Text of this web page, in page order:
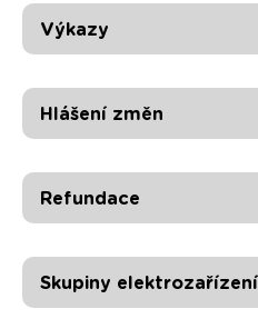
Výkazy
Hlášení změn
Refundace
Skupiny elektrozařízení